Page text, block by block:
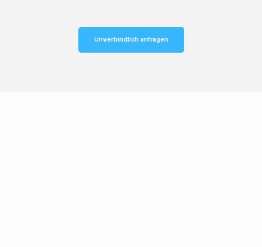
Unverbindlich anfragen